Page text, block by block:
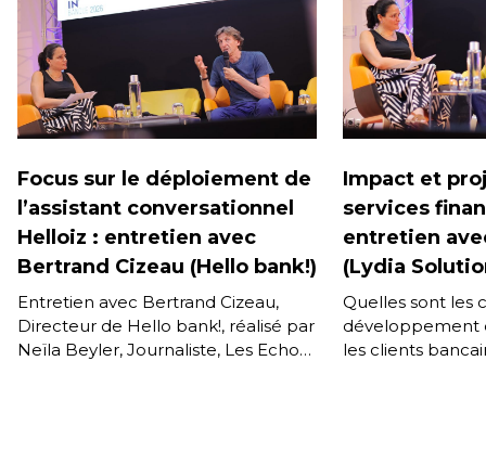
Focus sur le déploiement de
l’assistant conversationnel
Helloiz : entretien avec
Bertrand Cizeau (Hello bank!)
Entretien avec Bertrand Cizeau,
Directeur de Hello bank!, réalisé par
Neïla Beyler, Journaliste, Les Echos,
Impact et
services
entretien
(Lydia
Quelles sont les
développement
les clients